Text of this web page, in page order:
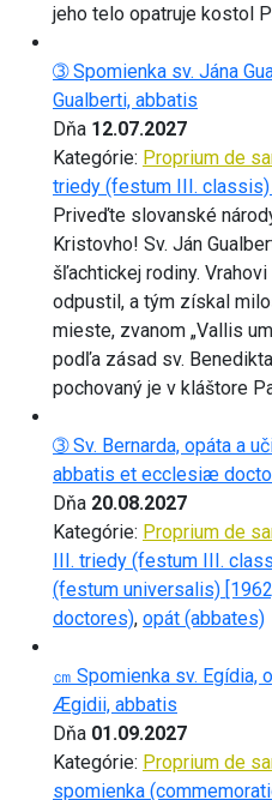
jeho telo opatruje kostol
➂ Spomienka sv. Jána
Gualberti, abbatis
Dňa 12.07.2027
Kategórie: Proprium de
triedy (festum III. classis)
Priveďte slovanské
Kristovho! Sv. Ján
šľachtickej rodiny.
odpustil, a tým získal
mieste, zvanom „Vallis
podľa zásad sv.
pochovaný je v kláštore
➂ Sv. Bernarda, opáta a
abbatis et ecclesiæ
Dňa 20.08.2027
Kategórie: Proprium de
III. triedy (festum III.
(festum universalis)
doctores), opát (abbates)
㎝ Spomienka sv. Egídia,
Ægidii, abbatis
Dňa 01.09.2027
Kategórie: Proprium de
spomienka